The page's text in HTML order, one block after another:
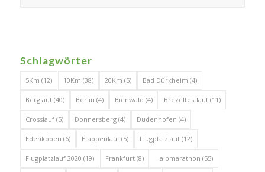
Schlagwörter
5Km (12) 10Km (38) 20Km (5) Bad Dürkheim (4)
Berglauf(40) Berlin (4) Bienwald (4) Brezelfestlauf(11)
Crosslauf(5) Donnersberg(4) Dudenhofen (4)
Edenkoben (6) Etappenlauf(5) Flugplatzlauf(12)
Flugplatzlauf 2020 (19) Frankfurt(8) Halbmarathon (55)